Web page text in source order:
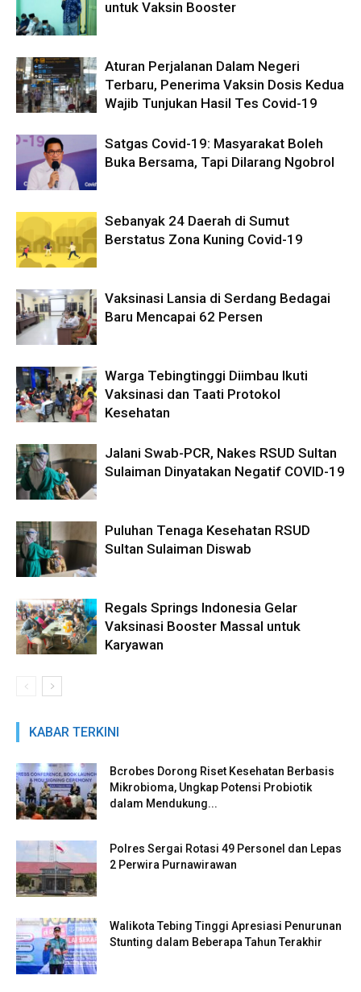
untuk Vaksin Booster
Aturan Perjalanan Dalam Negeri
Terbaru, Penerima Vaksin Dosis Kedua
Wajib Tunjukan Hasil Tes Covid-19
Satgas Covid-19: Masyarakat Boleh
Buka Bersama, Tapi Dilarang Ngobrol
Sebanyak 24 Daerah di Sumut
Berstatus Zona Kuning Covid-19
Vaksinasi Lansia di Serdang Bedagai
Baru Mencapai 62 Persen
Warga Tebingtinggi Diimbau Ikuti
Vaksinasi dan Taati Protokol
Kesehatan
Jalani Swab-PCR, Nakes RSUD Sultan
Sulaiman Dinyatakan Negatif COVID-19
Puluhan Tenaga Kesehatan RSUD
Sultan Sulaiman Diswab
Regals Springs Indonesia Gelar
Vaksinasi Booster Massal untuk
Karyawan
KABAR TERKINI
Bcrobes Dorong Riset Kesehatan Berbasis
Mikrobioma, Ungkap Potensi Probiotik
dalam Mendukung...
Polres Sergai Rotasi 49 Personel dan Lepas
2 Perwira Purnawirawan
Walikota Tebing Tinggi Apresiasi Penurunan
Stunting dalam Beberapa Tahun Terakhir